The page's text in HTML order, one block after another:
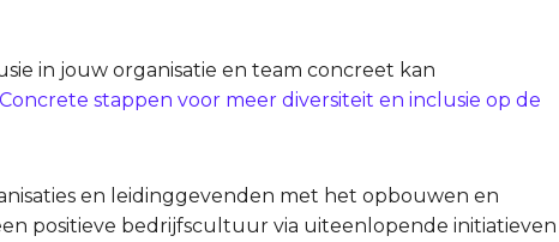
in jouw organisatie en team concreet kan
Concrete stappen voor meer diversiteit en inclusie op de
en leidinggevenden met het opbouwen en
positieve bedrijfscultuur via uiteenlopende initiatieven